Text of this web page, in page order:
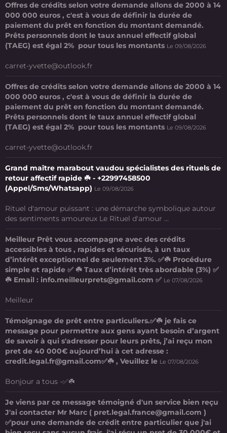
Offres de crédits selon votre demande allons de 2000 à 14
000 000 euros , c'est à vous de définir la durée de
paiement du prêt en fonction du montant demandé.
Prêts personnels dont le taux annuel effectif global
(TAEG) est égal 2% pour tous les montants Le 09/08/2026
carret-yvette@outlook.fr
Offres de crédits selon votre demande allons de 2000 à 14
000 000 euros , c'est à vous de définir la durée de
paiement du prêt en fonction du montant demandé.
Prêts personnels dont le taux annuel effectif global
(TAEG) est égal 2% pour tous les montants Le 09/08/2026
carret-yvette@outlook.fr
Grand maître marabout vaudou spécialistes des rituels de
retour affectif rapide ☘️ - +22997458500
(Appel/Sms/Whatsapp) Le 09/08/2026
Rituel d'amour puissant : une démarche symbolique autour
des sentiments amoureux Le Rituel d'amour ...
Meilleur Prêt vous accompagne avec des crédits
accessibles à tous , rapides et sécurisés, à un taux
d’intérêt exceptionnel de seulement 3%. ✅☘️ Procédure
simple et rapide ✅ ☘️ Taux d’intérêt très abordable (3%) ✅
☘️ Email : info.meilleurprets@gmail.com ✅ Le 07/08/2026
Meilleur
Témoignage de prêt entre particuliers.✅☘️ je fais ce
message pour permettre aux gens ayant besoin d’argent
de savoir à qui s'adresser pour leurs prêts, j’ai reçu mon
pret de 40 000€ aujourd’hui à cet adresse :
credit.legal.fr@gmail.com✅☘️ , Veuillez le Le 07/08/2026
Bonjour a tous -✅☘️
Je viens par ce message témoigné d'un service bien reçu
J'ai contacter Mr Marc ( pret.legal.france@gmail.com )
✅pour une demande de crédit entre particulier que j'ai